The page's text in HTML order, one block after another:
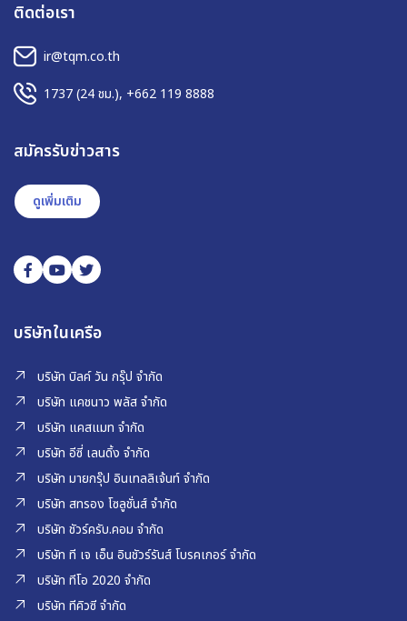
ติดต่อเรา
ir@tqm.co.th
1737(24 ชม.), +662 119 8888
สมัครรับข่าวสาร
ดูเพิ่มเติม
บริษัทในเครือ
บริษัท บิลค์ วัน กรุ๊ป จำกัด
บริษัท แคชนาว พลัส จำกัด
บริษัท แคสแมท จำกัด
บริษัท อีซี่ เลนดิ้ง จำกัด
บริษัท มายกรุ๊ป อินเทลลิเจ้นท์ จำกัด
บริษัท สทรอง โซลูชั่นส์ จำกัด
บริษัท ชัวร์ครับ.คอม จำกัด
บริษัท ที เจ เอ็น อินชัวร์รันส์ โบรคเกอร์ จำกัด
บริษัท ทีโอ 2020 จำกัด
บริษัท ทีคิวซี จำกัด